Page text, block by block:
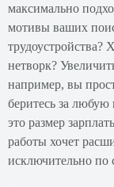
максимально
мотивы ваших
трудоустройства?
нетворк?
например, вы
беритесь за любую
это размер
работы хочет
исключительно по